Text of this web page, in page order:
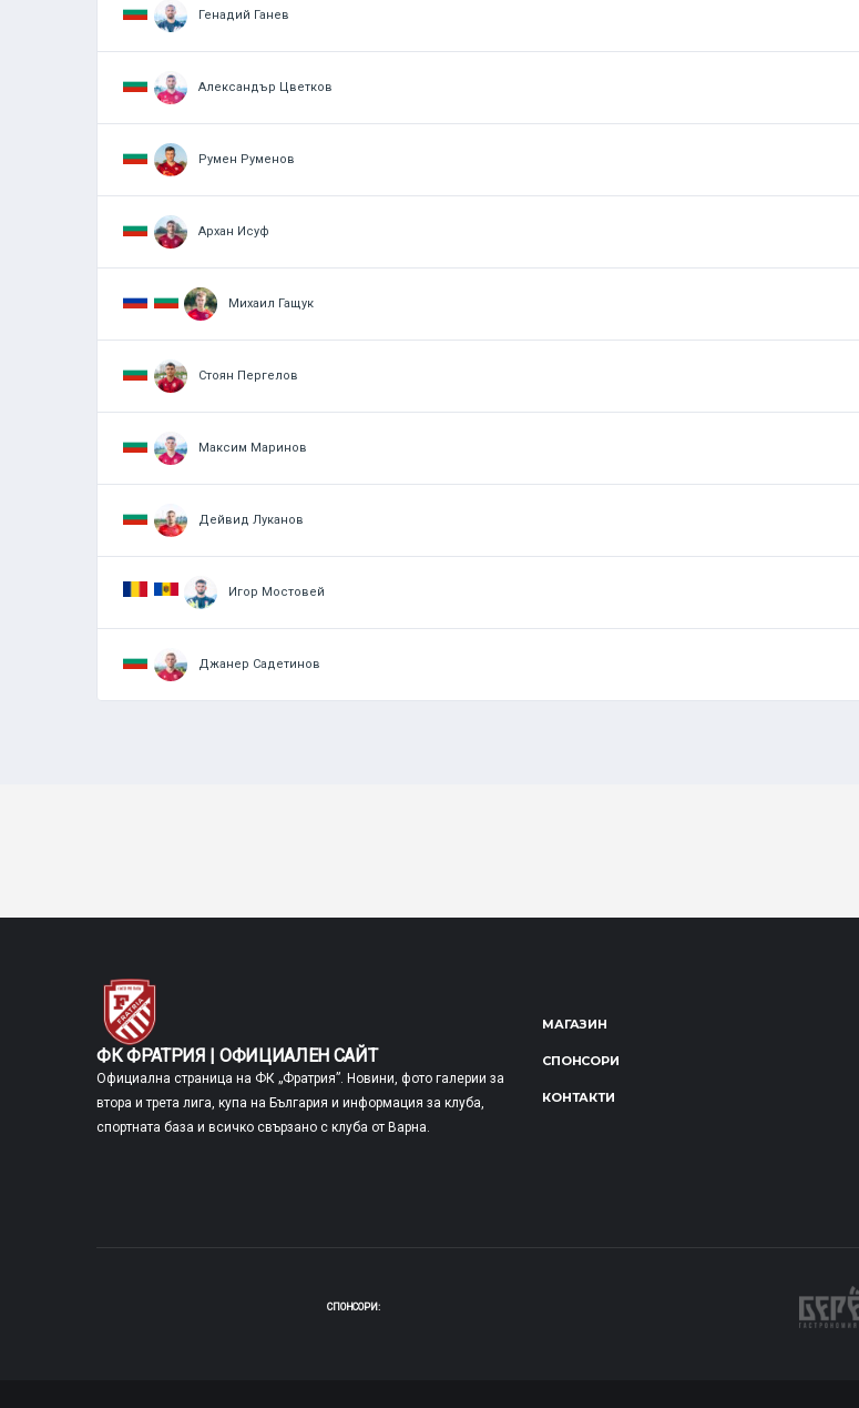
Генадий Ганев
Александър Цветков
Румен Руменов
Архан Исуф
Михаил Гащук
Стоян Пергелов
Максим Маринов
Дейвид Луканов
Игор Мостовей
Джанер Садeтинов
ФК ФРАТРИЯ | ОФИЦИАЛЕН САЙТ
Официална страница на ФК „Фратрия”. Новини, фото галерии за
втора и трета лига, купа на България и информация за клуба,
спортната база и всичко свързано с клуба от Варна.
МАГАЗИН
СПОНСОРИ
КОНТАКТИ
СПОНСОРИ: